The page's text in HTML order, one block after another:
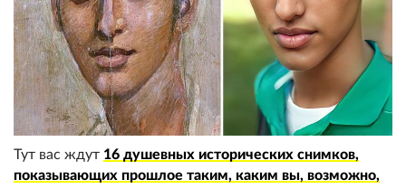
Тут вас ждут 16 душевных исторических снимков,
показывающих прошлое таким, каким вы, возможно,